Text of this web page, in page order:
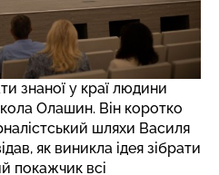
знаної у краї людини
Олашин. Він коротко
шляхи Василя
як виникла ідея зібрати
покажчик всі